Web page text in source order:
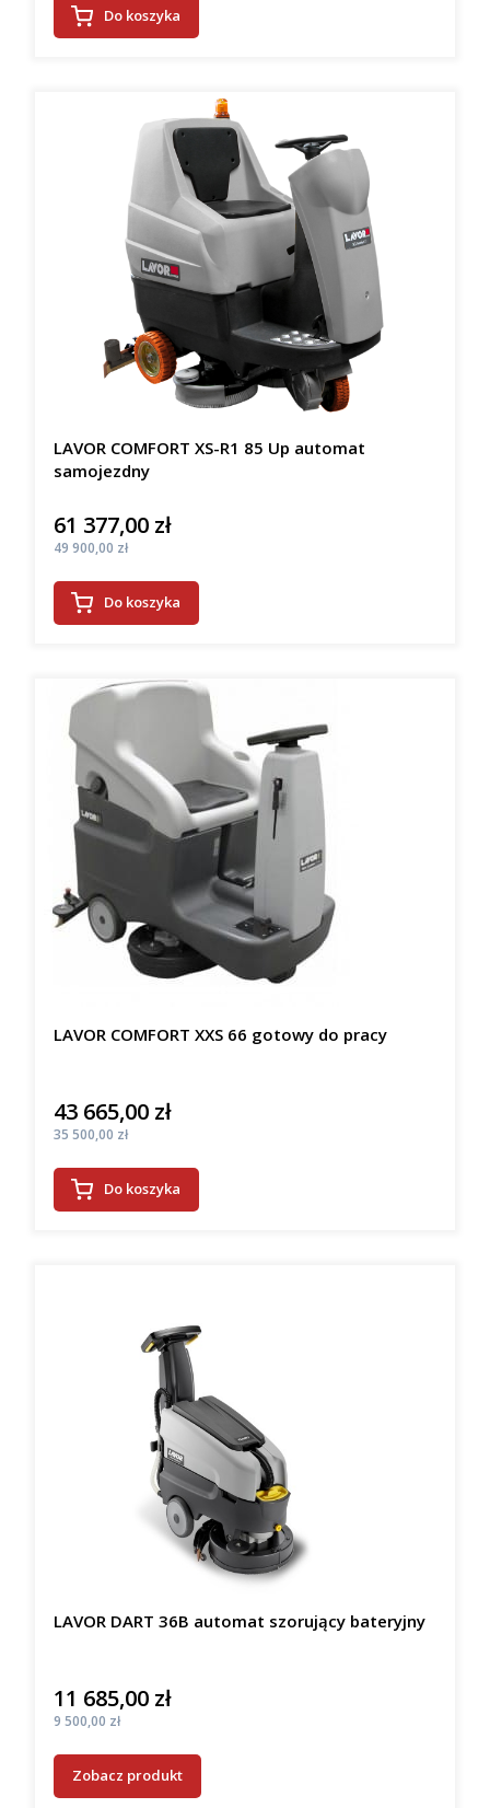
Do koszyka
LAVOR COMFORT XS-R1 85 Up automat
samojezdny
Cena
61 377,00 zł
Cena
49 900,00 zł
Do koszyka
LAVOR COMFORT XXS 66 gotowy do pracy
Cena
43 665,00 zł
Cena
35 500,00 zł
Do koszyka
LAVOR DART 36B automat szorujący bateryjny
Cena
11 685,00 zł
Cena
9 500,00 zł
Zobacz produkt